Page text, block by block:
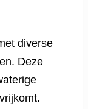
diverse
Deze